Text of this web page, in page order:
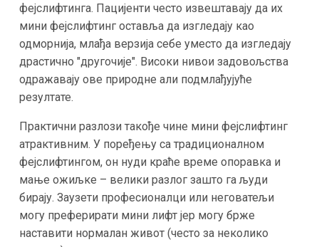
фејслифтинга. Пацијенти често извештавају да их
мини фејслифтинг оставља да изгледају као
одморнија, млађа верзија себе уместо да изгледају
драстично "другочије". Високи нивои задовољства
одражавају ове природне али подмлађујуће
резултате​.
Практични разлози такође чине мини фејслифтинг
атрактивним. У поређењу са традиционалном
фејслифтингом, он нуди краће време опоравка и
мање ожиљке – велики разлог зашто га људи
бирају​. Заузети професионалци или неговатељи
могу преферирати мини лифт јер могу брже
наставити нормалан живот (често за неколико